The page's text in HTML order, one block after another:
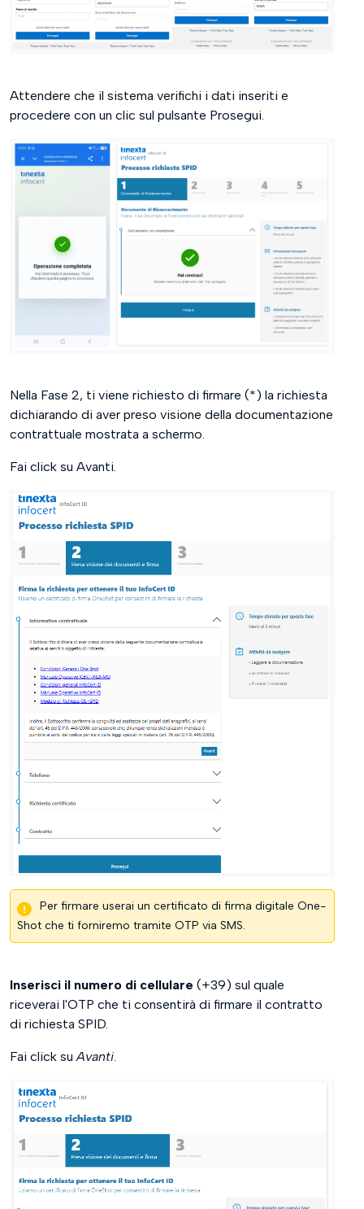
Attendere che il sistema verifichi i dati inseriti e
procedere con un clic sul pulsante Prosegui.
Nella Fase 2, ti viene richiesto di firmare (*) la richiesta
dichiarando di aver preso visione della documentazione
contrattuale mostrata a schermo.
Fai click su Avanti.
Per firmare userai un certificato di firma digitale One-
Shot che ti forniremo tramite OTP via SMS.
Inserisci il numero di cellulare (+39) sul quale
riceverai l'OTP che ti consentirà di firmare il contratto
di richiesta SPID.
Fai click su Avanti